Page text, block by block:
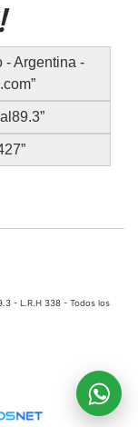
- Argentina -
- L.R.H 338 - Todos los